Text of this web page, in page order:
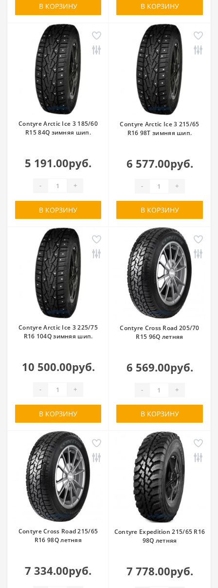
В КОРЗИНУ В КОРЗИНУ
Contyre Arctic Ice 3 185/60
R15 84Q зимняя шип.
5 191.00руб.
- +
В КОРЗИНУ
Contyre Arctic Ice 3 215/65
R16 98T зимняя шип.
6 577.00руб.
- +
В КОРЗИНУ
Contyre Arctic Ice 3 225/75
R16 104Q зимняя шип.
10 500.00руб.
- +
В КОРЗИНУ
Contyre Cross Road 205/70
R15 96Q летняя
6 569.00руб.
- +
В КОРЗИНУ
Contyre Cross Road 215/65
R16 98Q летняя
7 334.00руб.
Contyre Expedition 215/65 R16
98Q летняя
7 778.00руб.